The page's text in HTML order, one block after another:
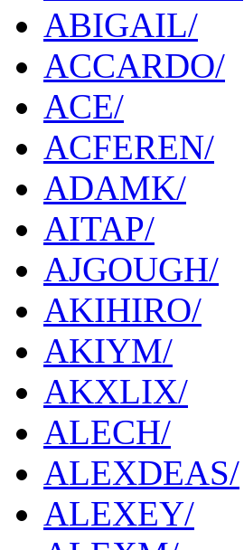
ABIGAIL/
ACCARDO/
ACE/
ACFEREN/
ADAMK/
AITAP/
AJGOUGH/
AKIHIRO/
AKIYM/
AKXLIX/
ALECH/
ALEXDEAS/
ALEXEY/